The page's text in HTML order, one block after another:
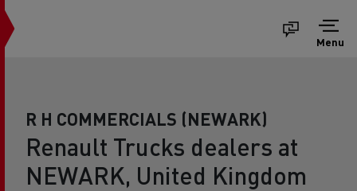
Menu
R H COMMERCIALS (NEWARK)
Renault Trucks dealers at
NEWARK, United Kingdom